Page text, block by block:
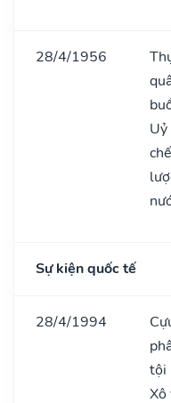
28/4/1956
Sự kiện quốc tế
28/4/1994
tội
Xô